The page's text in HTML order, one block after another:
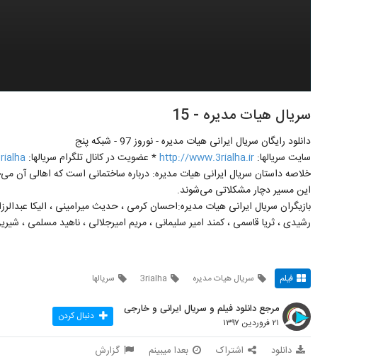
سریال هیات مدیره - 15
دانلود رایگان سریال ایرانی هیات مدیره - نوروز 97 - شبکه پنج
سایت سریالها: http://www.3rialha.ir* عضویت در کانال تلگرام سریالها:
خلاصه داستان سریال ایرانی هیات مدیره: درباره ساختمانی است که اهالی آن
این مسیر دچار مشکلاتی می‌شوند.
بازیگران سریال ایرانی هیات مدیره:احسان کرمی ، حدیث میرامینی ، الیکا
رشیدی ، ثریا قاسمی ، کمند امیر سلیمانی ، مریم امیرجلالی ، ناهید مسلمی ،
فیلم سریال هیات مدیره 3rialha سریالها
مرجع دانلود فیلم و سریال ایرانی و خارجی
۲۱ فروردین ۱۳۹۷ دنبال کردن
دانلود اشتراک بعدا میبینم گزارش